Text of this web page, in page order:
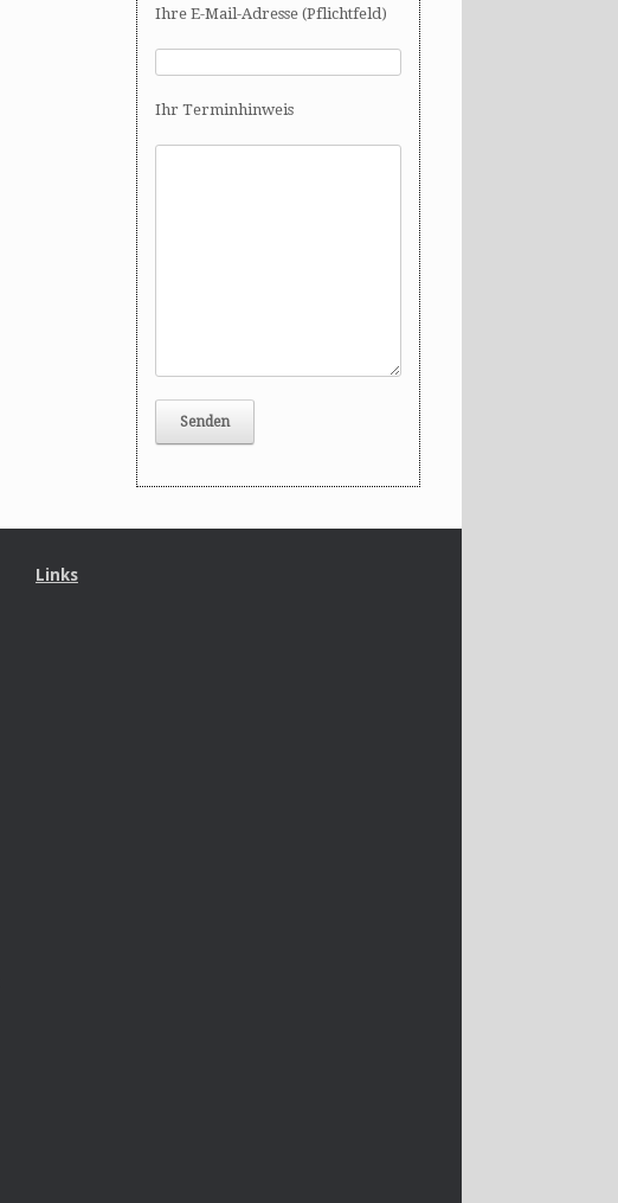
Ihre E-Mail-Adresse (Pflichtfeld)
Ihr Terminhinweis
Links